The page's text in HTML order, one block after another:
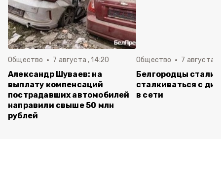
Общество 7 августа , 14:20
Александр Шуваев: на
выплату компенсаций
пострадавших автомобилей
направили свыше 50 млн
рублей
Общество 7 августа ,
Белгородцы стали
сталкиваться с
в сети